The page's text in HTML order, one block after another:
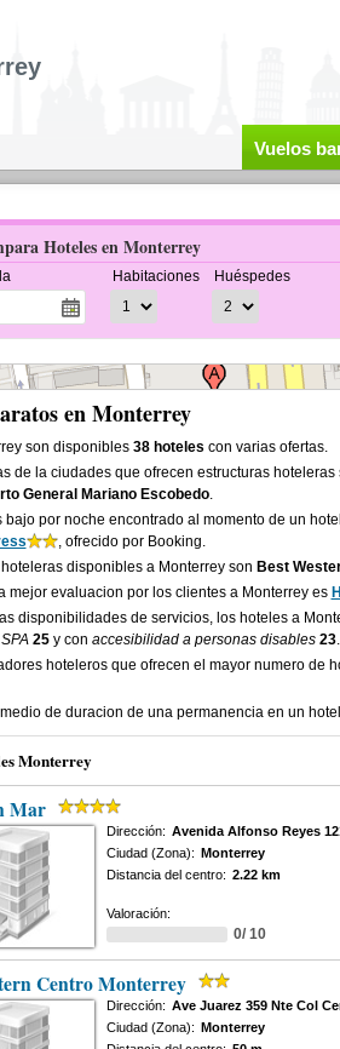
Vuelos
Hoteles en Monterrey
Habitaciones Huéspedes
en Monterrey
son disponibles38 hoteles con varias ofertas.
de la ciudades que ofrecen estructuras
General Mariano Escobedo.
bajo por noche encontrado al momento de un
, ofrecido por Booking.
disponibles a Monterrey son Best
mejor evaluacion por los clientes a Monterrey es
disponibilidades de servicios, los hoteles a
SPA 25y con accesibilidad a personas disables 23.
hoteleros que ofrecen el mayor numero de
de duracion de una permanencia en un
Monterrey
Mar
Dirección: Avenida Alfonso Reyes
Ciudad (Zona): Monterrey
Distancia del centro: 2.22 km
Valoración:
0/ 10
Centro Monterrey
Dirección: Ave Juarez 359 Nte Col
Ciudad (Zona): Monterrey